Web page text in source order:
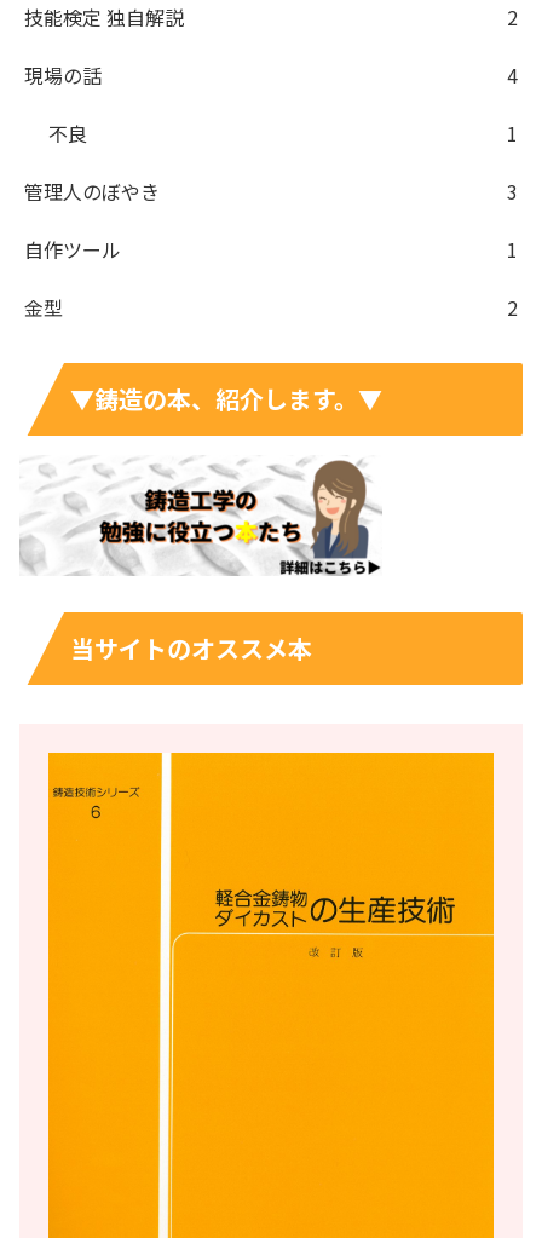
技能検定 独自解説
2
現場の話
4
不良
1
管理人のぼやき
3
自作ツール
1
金型
2
▼鋳造の本、紹介します。▼
当サイトのオススメ本